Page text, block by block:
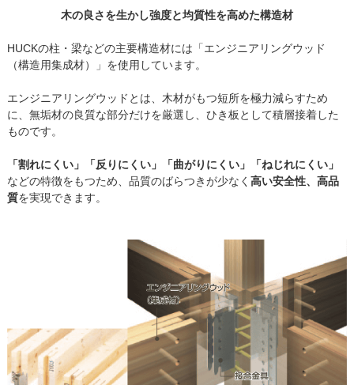
木の良さを生かし強度と均質性を高めた構造材
HUCKの柱・梁などの主要構造材には「エンジニアリングウッド
（構造用集成材）」を使用しています。
エンジニアリングウッドとは、木材がもつ短所を極力減らすため
に、無垢材の良質な部分だけを厳選し、ひき板として積層接着した
ものです。
「割れにくい」「反りにくい」「曲がりにくい」「ねじれにくい」
などの特徴をもつため、品質のばらつきが少なく 高い安全性、高品
質を実現できます。